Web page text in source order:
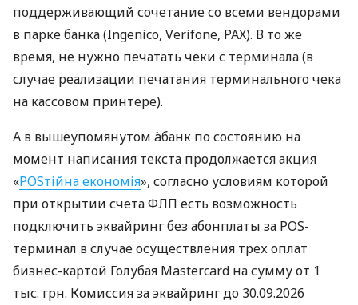
поддерживающий сочетание со всеми вендорами
в парке банка (Ingenico, Verifone, PAX). В то же
время, не нужно печатать чеки с терминала (в
случае реализации печатания терминального чека
на кассовом принтере).
А в вышеупомянутом àбанк по состоянию на
момент написания текста продолжается акция
«POSтійна економія», согласно условиям которой
при открытии счета ФЛП есть возможность
подключить эквайринг без абонплаты за POS-
терминал в случае осуществления трех оплат
бизнес-картой Голубая Mastercard на сумму от 1
тыс. грн. Комиссия за эквайринг до 30.09.2026